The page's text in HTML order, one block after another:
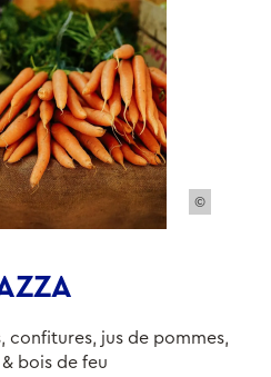
©
jus de pommes,
bois de feu